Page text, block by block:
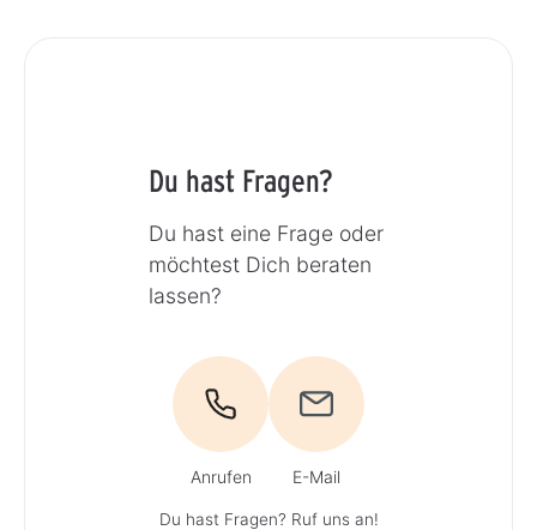
Du hast Fragen?
Du hast eine Frage oder
möchtest Dich beraten
lassen?
Anrufen E-Mail
Du hast Fragen? Ruf uns an!